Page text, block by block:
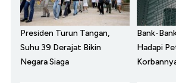
Presiden Turun Tangan,
Suhu 39 Derajat Bikin
Negara Siaga
Bank-
Hadapi